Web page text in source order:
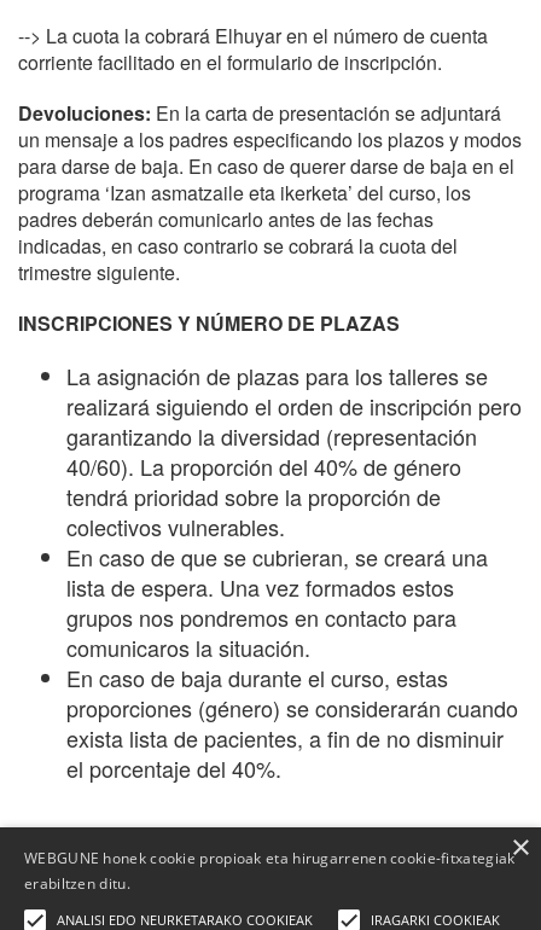
--> La cuota la cobrará Elhuyar en el número de cuenta
corriente facilitado en el formulario de inscripción.
Devoluciones: En la carta de presentación se adjuntará
un mensaje a los padres especificando los plazos y modos
para darse de baja. En caso de querer darse de baja en el
programa ‘Izan asmatzaile eta ikerketa’ del curso, los
padres deberán comunicarlo antes de las fechas
indicadas, en caso contrario se cobrará la cuota del
trimestre siguiente.
INSCRIPCIONES Y NÚMERO DE PLAZAS
La asignación de plazas para los talleres se
realizará siguiendo el orden de inscripción pero
garantizando la diversidad (representación
40/60). La proporción del 40% de género
tendrá prioridad sobre la proporción de
colectivos vulnerables.
En caso de que se cubrieran, se creará una
lista de espera. Una vez formados estos
grupos nos pondremos en contacto para
comunicaros la situación.
En caso de baja durante el curso, estas
proporciones (género) se considerarán cuando
exista lista de pacientes, a fin de no disminuir
el porcentaje del 40%.
WEBGUNE honek cookie propioak eta hirugarrenen cookie-fitxategiak
erabiltzen ditu.
ANALISI EDO NEURKETARAKO COOKIEAK IRAGARKI COOKIEAK
×